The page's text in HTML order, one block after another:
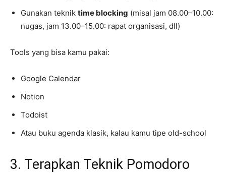
Gunakan teknik time blocking (misal jam 08.00–10.00:
nugas, jam 13.00–15.00: rapat organisasi, dll)
Tools yang bisa kamu pakai:
Google Calendar
Notion
Todoist
Atau buku agenda klasik, kalau kamu tipe old-school
3. Terapkan Teknik Pomodoro